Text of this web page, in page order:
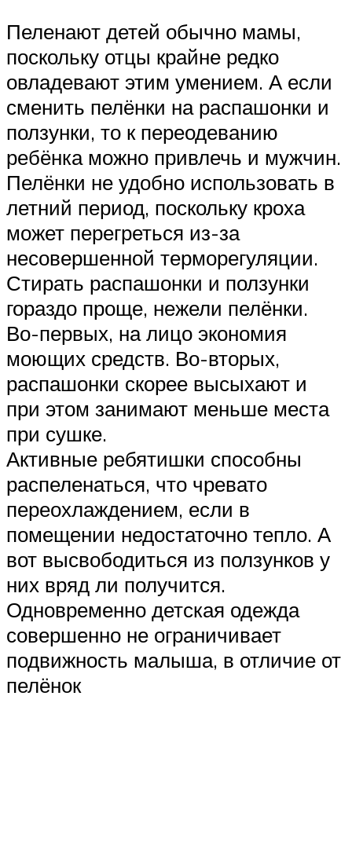
Пеленают детей обычно мамы,
поскольку отцы крайне редко
овладевают этим умением. А если
сменить пелёнки на распашонки и
ползунки, то к переодеванию
ребёнка можно привлечь и мужчин.
Пелёнки не удобно использовать в
летний период, поскольку кроха
может перегреться из-за
несовершенной терморегуляции.
Стирать распашонки и ползунки
гораздо проще, нежели пелёнки.
Во-первых, на лицо экономия
моющих средств. Во-вторых,
распашонки скорее высыхают и
при этом занимают меньше места
при сушке.
Активные ребятишки способны
распеленаться, что чревато
переохлаждением, если в
помещении недостаточно тепло. А
вот высвободиться из ползунков у
них вряд ли получится.
Одновременно детская одежда
совершенно не ограничивает
подвижность малыша, в отличие от
пелёнок